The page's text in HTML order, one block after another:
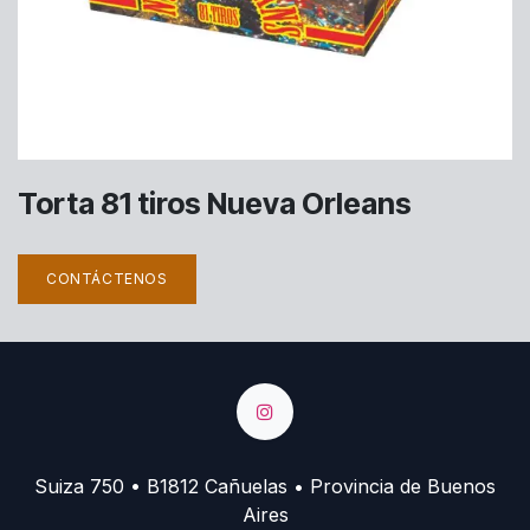
Torta 81 tiros Nueva Orleans
CONTÁCTENOS
Suiza 750 • B1812 Cañuelas • Provincia de Buenos
Aires